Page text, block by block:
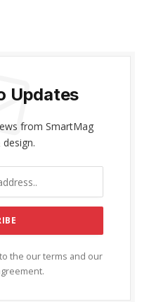
Updates
from SmartMag
the our terms and our